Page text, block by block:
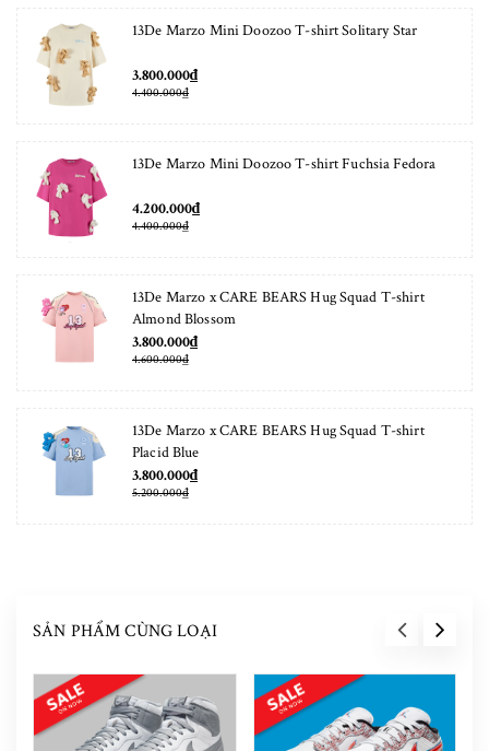
13De Marzo Mini Doozoo T-shirt Solitary Star
3.800.000₫
4.400.000₫
13De Marzo Mini Doozoo T-shirt Fuchsia Fedora
4.200.000₫
4.400.000₫
13De Marzo x CARE BEARS Hug Squad T-shirt
Almond Blossom
3.800.000₫
4.600.000₫
13De Marzo x CARE BEARS Hug Squad T-shirt
Placid Blue
3.800.000₫
5.200.000₫
SẢN PHẨM CÙNG LOẠI